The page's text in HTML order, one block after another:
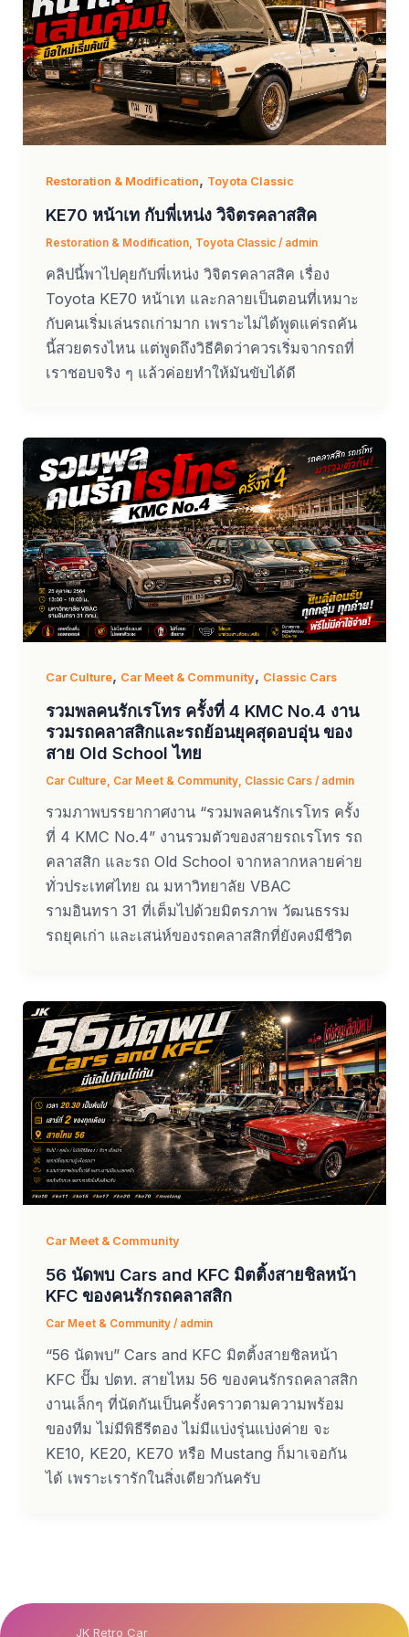
Restoration & Modification, Toyota Classic
KE70 หน้าเท กับพี่เหน่ง วิจิตรคลาสสิค
Restoration & Modification, Toyota Classic/ admin
คลิปนี้พาไปคุยกับพี่เหน่ง วิจิตรคลาสสิค เรื่อง
Toyota KE70 หน้าเท และกลายเป็นตอนที่เหมาะ
กับคนเริ่มเล่นรถเก่ามาก เพราะไม่ได้พูดแค่รถคัน
นี้สวยตรงไหน แต่พูดถึงวิธีคิดว่าควรเริ่มจากรถที่
เราชอบจริง ๆ แล้วค่อยทำให้มันขับได้ดี
Car Culture, Car Meet & Community, Classic Cars
รวมพลคนรักเรโทร ครั้งที่ 4 KMC No.4 งาน
รวมรถคลาสสิกและรถย้อนยุคสุดอบอุ่น ของ
สาย Old School ไทย
Car Culture, Car Meet & Community, Classic Cars/ admin
รวมภาพบรรยากาศงาน “รวมพลคนรักเรโทร ครั้ง
ที่ 4 KMC No.4” งานรวมตัวของสายรถเรโทร รถ
คลาสสิก และรถ Old School จากหลากหลายค่าย
ทั่วประเทศไทย ณ มหาวิทยาลัย VBAC
รามอินทรา 31 ที่เต็มไปด้วยมิตรภาพ วัฒนธรรม
รถยุคเก่า และเสน่ห์ของรถคลาสสิกที่ยังคงมีชีวิต
Car Meet & Community
56 นัดพบ Cars and KFC มิตติ้งสายชิลหน้า
KFC ของคนรักรถคลาสสิก
Car Meet & Community/ admin
“56 นัดพบ” Cars and KFC มิตติ้งสายชิลหน้า
KFC ปั๊ม ปตท. สายไหม 56 ของคนรักรถคลาสสิก
งานเล็กๆ ที่นัดกันเป็นครั้งคราวตามความพร้อม
ของทีม ไม่มีพิธีรีตอง ไม่มีแบ่งรุ่นแบ่งค่าย จะ
KE10, KE20, KE70 หรือ Mustang ก็มาเจอกัน
ได้ เพราะเรารักในสิ่งเดียวกันครับ
JK Retro Car